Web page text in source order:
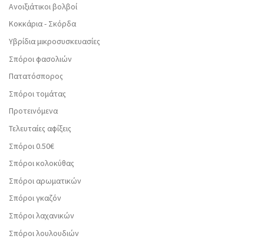
Ανοιξιάτικοι βολβοί
Κοκκάρια - Σκόρδα
Υβρίδια μικροσυσκευασίες
Σπόροι φασολιών
Πατατόσπορος
Σπόροι τομάτας
Προτεινόμενα
Τελευταίες αφίξεις
Σπόροι 0.50€
Σπόροι κολοκύθας
Σπόροι αρωματικών
Σπόροι γκαζόν
Σπόροι λαχανικών
Σπόροι λουλουδιών